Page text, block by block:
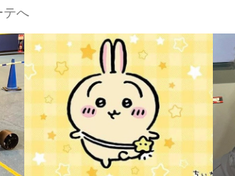
テへ